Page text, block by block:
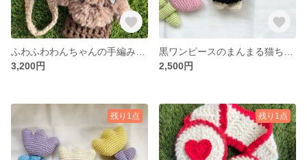
3,200円
2,500円
残り1点 残り1点